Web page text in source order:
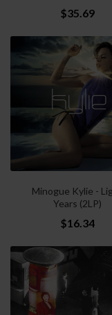
$35.69
Minogue Kylie -
Years (2LP)
$16.34